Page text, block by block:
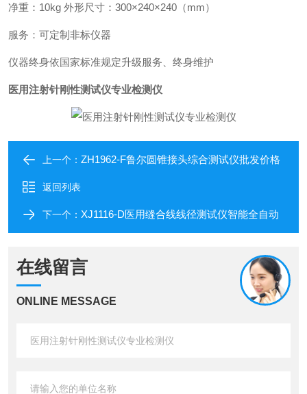
净重：10kg 外形尺寸：300×240×240（mm）
服务：可定制非标仪器
仪器终身依国家标准规定升级服务、终身维护
医用注射针刚性测试仪专业检测仪
上一个： ZH1962-F鲁尔圆锥接头综合测试仪批发价格
返回列表
下一个： XJ1116-D医用缝合线线径测试仪智能全自动
在线留言
ONLINE MESSAGE